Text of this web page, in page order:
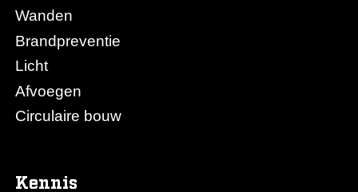
Wanden
Brandpreventie
Licht
Afvoegen
Circulaire bouw
Kennis